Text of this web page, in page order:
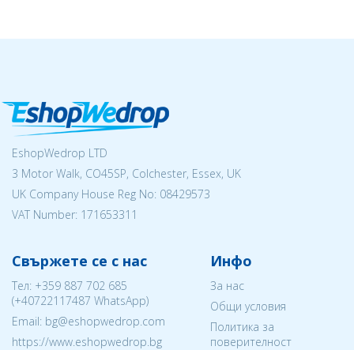
EshopWedrop LTD
3 Motor Walk, CO45SP, Colchester, Essex, UK
UK Company House Reg No: 08429573
VAT Number: 171653311
Свържете се с нас
Тел: +359 887 702 685
(+40722117487 WhatsApp)
Email: bg@eshopwedrop.com
https://www.eshopwedrop.bg
Инфо
За нас
Общи условия
Политика за
поверителност